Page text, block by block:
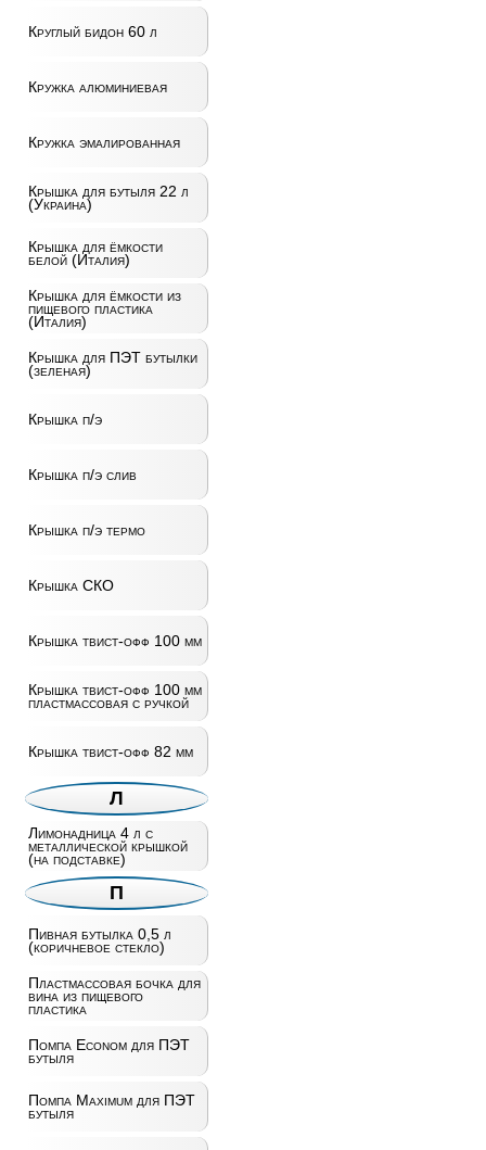
Круглый бидон 60 л
Кружка алюминиевая
Кружка эмалированная
Крышка для бутыля 22 л
(Украина)
Крышка для ёмкости
белой (Италия)
Крышка для ёмкости из
пищевого пластика
(Италия)
Крышка для ПЭТ бутылки
(зеленая)
Крышка п/э
Крышка п/э слив
Крышка п/э термо
Крышка СКО
Крышка твист-офф 100 мм
Крышка твист-офф 100 мм
пластмассовая с ручкой
Крышка твист-офф 82 мм
Л
Лимонадница 4 л с
металлической крышкой
(на подставке)
П
Пивная бутылка 0,5 л
(коричневое стекло)
Пластмассовая бочка для
вина из пищевого
пластика
Помпа Econom для ПЭТ
бутыля
Помпа Maximum для ПЭТ
бутыля